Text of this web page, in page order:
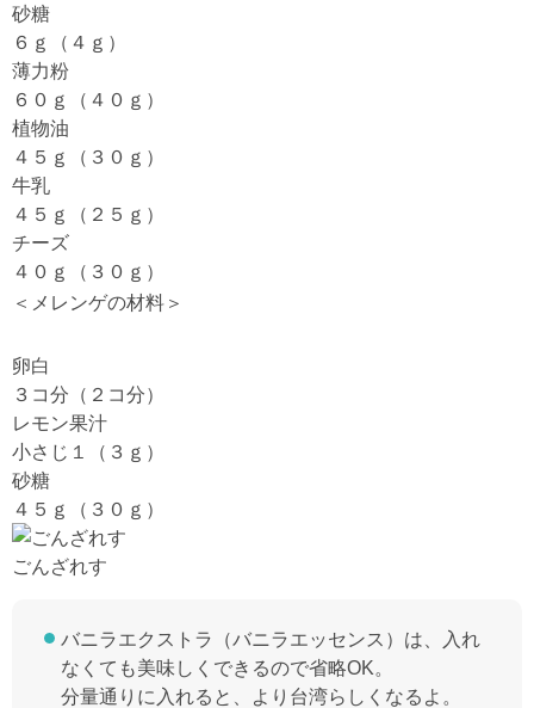
砂糖
６ｇ（４ｇ）
薄力粉
６０ｇ（４０ｇ）
植物油
４５ｇ（３０ｇ）
牛乳
４５ｇ（２５ｇ）
チーズ
４０ｇ（３０ｇ）
＜メレンゲの材料＞
卵白
３コ分（２コ分）
レモン果汁
小さじ１（３ｇ）
砂糖
４５ｇ（３０ｇ）
ごんざれす
バニラエクストラ（バニラエッセンス）は、入れ
なくても美味しくできるので省略OK。
分量通りに入れると、より台湾らしくなるよ。